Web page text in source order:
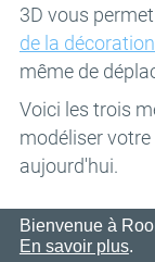
3D vous
de la
même de
Voici les trois
modéliser
aujourd'hui.
Bienvenue à
En savoir plus.